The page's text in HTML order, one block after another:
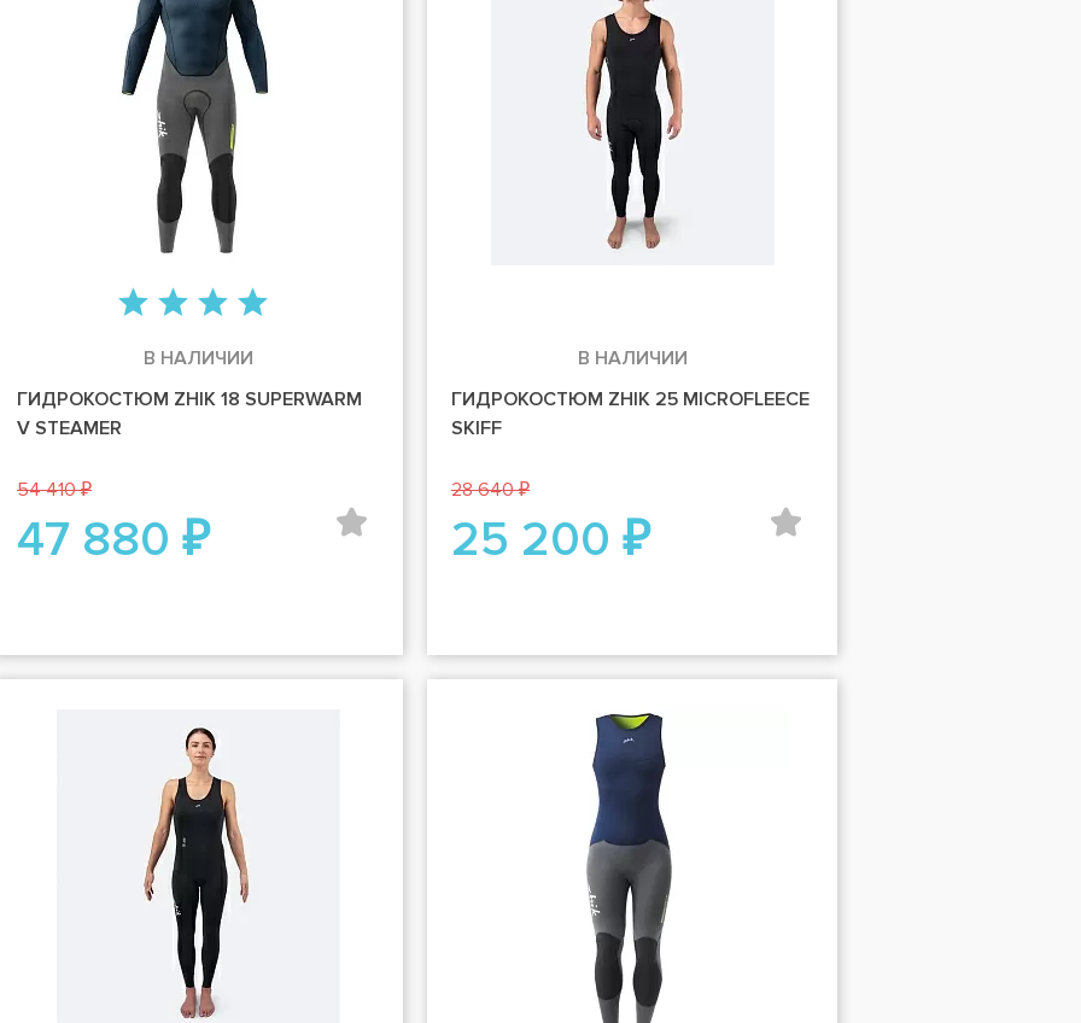
В НАЛИЧИИ
ГИДРОКОСТЮМ ZHIK 18 SUPERWARM
V STEAMER
54 410 ₽
47 880 ₽
В НАЛИЧИИ
ГИДРОКОСТЮМ ZHIK 25 MICROFLEECE
SKIFF
28 640 ₽
25 200 ₽